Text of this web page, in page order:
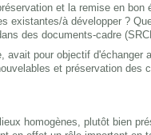
et la remise en
existantes/à développer ?
des documents-cadre
avait pour objectif
et préservation des
homogènes, plutôt bien